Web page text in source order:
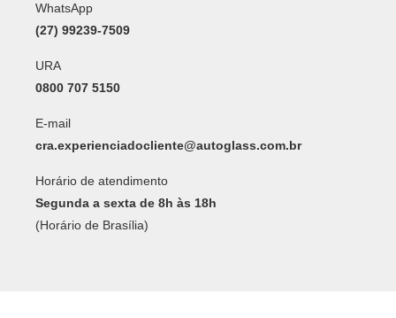
WhatsApp
(27) 99239-7509
URA
0800 707 5150
E-mail
cra.experienciadocliente@autoglass.com.br
Horário de atendimento
Segunda a sexta de 8h às 18h
(Horário de Brasília)